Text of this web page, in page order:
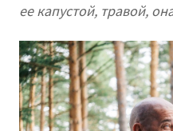
ее капустой, травой,